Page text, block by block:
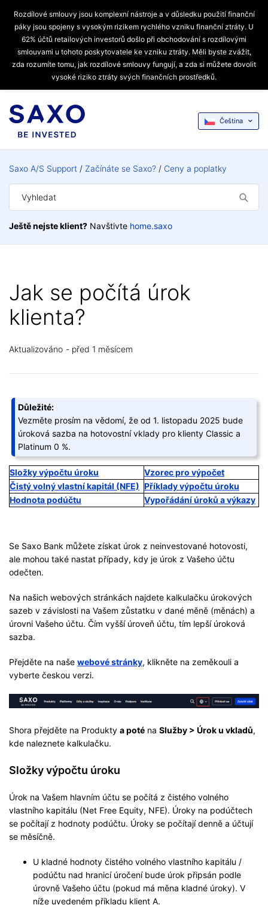
Rozdílové smlouvy jsou komplexní nástroje a v důsledku použití finanční
páky jsou spojeny s vysokým rizikem rychlého vzniku finanční ztráty. U
62% účtů retailových investorů došlo při obchodování s rozdílovými
smlouvami u tohoto poskytovatele ke vzniku ztráty. Měli byste zvážit,
zda rozumíte tomu, jak rozdílové smlouvy fungují, a zda si můžete dovolit
vysoké riziko ztráty svých finančních prostředků.
Čeština
Saxo A/S Support Začínáte se Saxo? Ceny a poplatky
Ještě nejste klient? Navštivte home.saxo
Jak se počítá úrok
klienta?
Aktualizováno před 1 měsícem
Důležité:
Vezměte prosím na vědomí, že od 1. listopadu 2025 bude
úroková sazba na hotovostní vklady pro klienty Classic a
Platinum 0 %.
Složky výpočtu úroku
Vzorec pro výpočet
Čistý volný vlastní kapitál (NFE) Příklady výpočtu úroku
Hodnota podúčtu
Vypořádání úroků a výkazy
Se Saxo Bank můžete získat úrok z neinvestované hotovosti,
ale mohou také nastat případy, kdy je úrok z Vašeho účtu
odečten.
Na našich webových stránkách najdete kalkulačku úrokových
sazeb v závislosti na Vašem zůstatku v dané měně (měnách) a
úrovni Vašeho účtu. Čím vyšší úroveň účtu, tím lepší úroková
sazba.
Přejděte na naše webové stránky, klikněte na zeměkouli a
vyberte českou verzi.
Shora přejděte na Produkty a poté na Služby > Úrok u vkladů,
kde naleznete kalkulačku.
Složky výpočtu úroku
Úrok na Vašem hlavním účtu se počítá z čistého volného
vlastního kapitálu (Net Free Equity, NFE). Úroky na podúčtech
se počítají z hodnoty podúčtu. Úroky se počítají denně a účtují
se měsíčně.
U kladné hodnoty čistého volného vlastního kapitálu /
podúčtu nad hranicí úročení bude úrok připsán podle
úrovně Vašeho účtu (pokud má měna kladné úroky). V
níže uvedeném příkladu klient A.